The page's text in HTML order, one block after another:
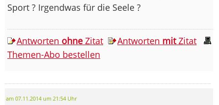
Sport ? Irgendwas für die Seele ?
Antworten ohne Zitat Antworten mitZitat
Themen-Abo bestellen
am 07.11.2014 um 21:54 Uhr